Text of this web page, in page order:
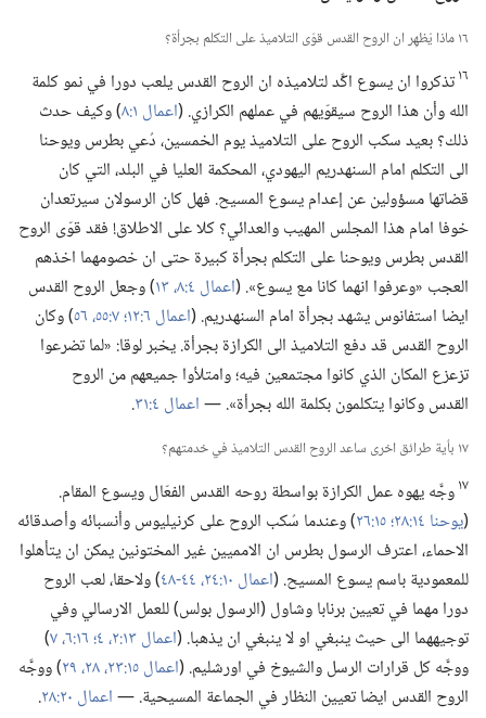
١٦ ماذا يُظهِر ان الروح القدس قوّى التلاميذ على التكلم بجرأة؟‏
١٦تذكروا ان يسوع اكَّد لتلاميذه ان الروح القدس يلعب دورا في نمو كلمة
الله وأن هذا الروح سيقوّيهم في عملهم الكرازي.‏ (‏اعمال ١:‏٨
‏)‏ وكيف حدث
ذلك؟‏ بعيد سكب الروح على التلاميذ يوم الخمسين،‏ دُعي بطرس ويوحنا
الى التكلم امام السنهدريم اليهودي،‏ المحكمة العليا في البلد،‏ التي كان
قضاتها مسؤولين عن إعدام يسوع المسيح.‏ فهل كان الرسولان سيرتعدان
خوفا امام هذا المجلس المهيب والعدائي؟‏ كلا على الاطلاق!‏ فقد قوّى الروح
القدس بطرس ويوحنا على التكلم بجرأة كبيرة حتى ان خصومهما اخذهم
العجب «وعرفوا انهما كانا مع يسوع».‏ (‏اعمال ٤:‏٨،‏
‏)‏ وجعل الروح القدس
ايضا استفانوس يشهد بجرأة امام السنهدريم.‏ (‏اعمال ٦:‏١٢؛‏
‏)‏ وكان
الروح القدس قد دفع التلاميذ الى الكرازة بجرأة.‏ يخبر لوقا:‏ «لما تضرعوا
تزعزع المكان الذي كانوا مجتمعين فيه؛‏ وامتلأوا جميعهم من الروح
القدس وكانوا يتكلمون بكلمة الله بجرأة».‏ —‏اعمال ٤:‏٣١ ‏.‏
١٧ بأية طرائق اخرى ساعد الروح القدس التلاميذ في خدمتهم؟‏
١٧وجَّه يهوه عمل الكرازة بواسطة روحه القدس الفعّال ويسوع المقام.‏
(‏يوحنا ١٤:‏٢٨؛‏
‏)‏ وعندما سُكب الروح على كرنيليوس وأنسبائه وأصدقائه
الاحماء،‏ اعترف الرسول بطرس ان الامميين غير المختونين يمكن ان يتأهلوا
للمعمودية باسم يسوع المسيح.‏ (‏اعمال ١٠:‏٢٤،‏
‏)‏ ولاحقا،‏ لعب الروح
دورا مهما في تعيين برنابا وشاول (‏الرسول بولس)‏ للعمل الارسالي وفي
توجيههما الى حيث ينبغي او لا ينبغي ان يذهبا.‏ (‏اعمال ١٣:‏٢،‏
‏)‏
ووجَّه كل قرارات الرسل والشيوخ في اورشليم.‏ (‏اعمال ١٥:‏٢٣،‏
‏)‏ ووجَّه
الروح القدس ايضا تعيين النظار في الجماعة المسيحية.‏ —‏اعمال ٢٠:‏٢٨ ‏.‏